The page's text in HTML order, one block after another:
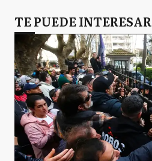
TE PUEDE INTERESAR